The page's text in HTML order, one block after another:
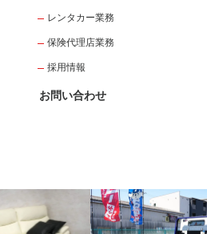
レンタカー業務
保険代理店業務
採用情報
お問い合わせ